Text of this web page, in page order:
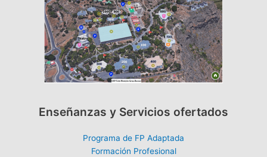
Enseñanzas y Servicios ofertados
Programa de FP Adaptada
Formación Profesional